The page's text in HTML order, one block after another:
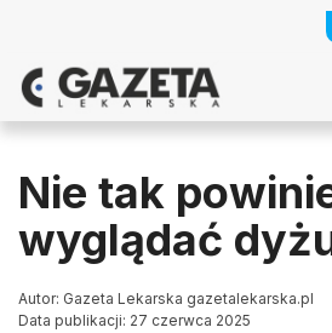
Nie tak
wyglądać
Autor: Gazeta Lekarska gazetalekarska.pl
Data publikacji: 27 czerwca 2025